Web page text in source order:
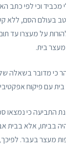
מכביד וכי לפי
בעולם הסם, ללא
על מעצרו עד
בית.
מדובר בשאלה של
עם פיקוח
התביעה כי נמצאו
בביתו, אלא בבית
מעצר בעבר.